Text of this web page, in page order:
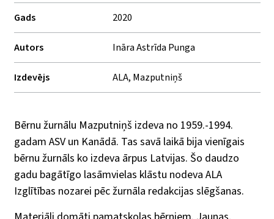
Gads 2020
Autors Ināra Astrīda Punga
Izdevējs ALA, Mazputniņš
Bērnu žurnālu Mazputniņš izdeva no 1959.-1994.
gadam ASV un Kanādā. Tas savā laikā bija vienīgais
bērnu žurnāls ko izdeva ārpus Latvijas. Šo daudzo
gadu bagātīgo lasāmvielas klāstu nodeva ALA
Izglītības nozarei pēc žurnāla redakcijas slēgšanas.